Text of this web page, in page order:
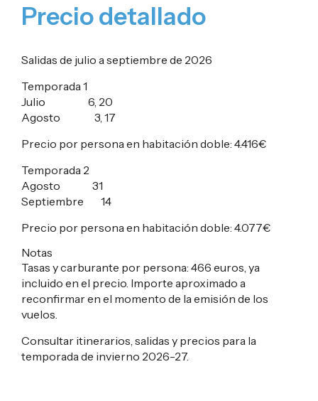
Precio detallado
Salidas de julio a septiembre de 2026
Temporada 1
Julio 6, 20
Agosto 3, 17
Precio por persona en habitación doble: 4.416€
Temporada 2
Agosto 31
Septiembre 14
Precio por persona en habitación doble: 4.077€
Notas
Tasas y carburante por persona: 466 euros , ya
incluido en el precio. Importe aproximado a
reconfirmar en el momento de la emisión de los
vuelos.
Consultar itinerarios, salidas y precios para la
temporada de invierno 2026-27.